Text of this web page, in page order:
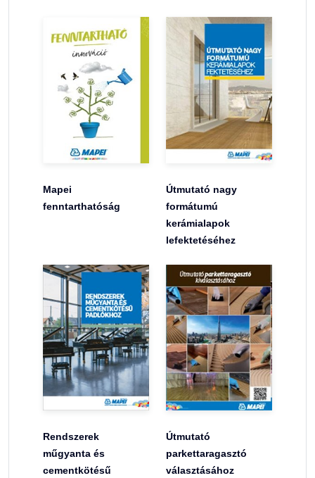
Mapei
fenntarthatóság
Útmutató nagy
formátumú
kerámialapok
lefektetéséhez
Rendszerek
műgyanta és
cementkötésű
Útmutató
parkettaragasztó
választásához